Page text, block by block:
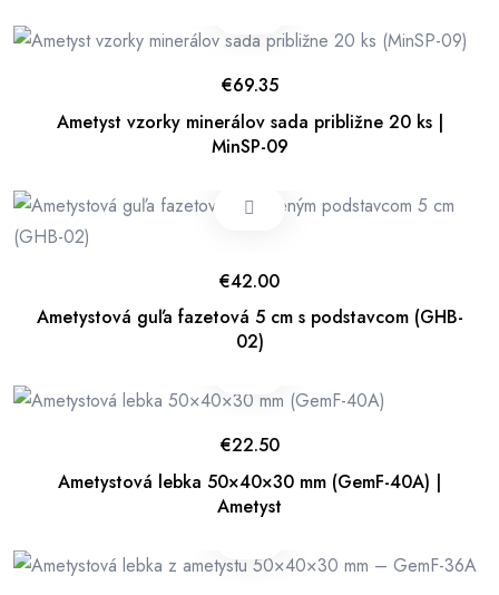
Ametyst vzorky minerálov sada približne 20 ks |
MinSP-09
€69.35
Ametystová guľa fazetová 5 cm s podstavcom (GHB-
02)
€42.00
Ametystová lebka 50×40×30 mm (GemF-40A) |
Ametyst
€22.50